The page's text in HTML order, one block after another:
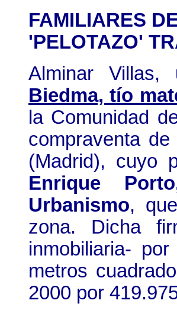
FAMILIARES
'PELOTAZO'
Alminar
Biedma, tío
la Comunidad
compraventa
(Madrid), cuyo
Enrique
Urbanismo,
zona. Dicha
inmobiliaria-
metros
2000 por